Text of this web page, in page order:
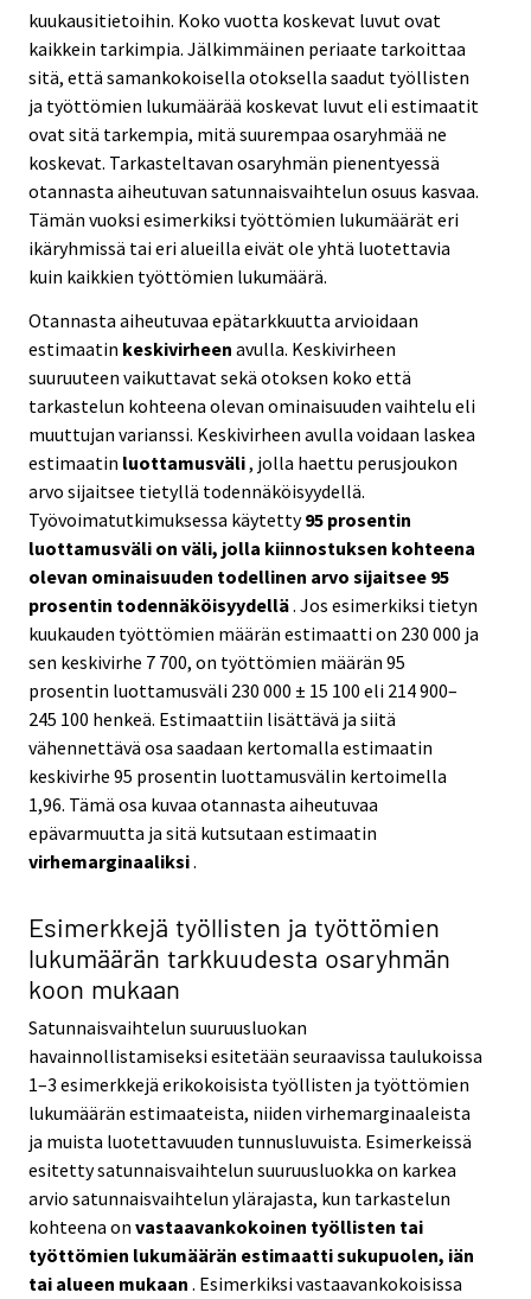
kuukausitietoihin. Koko vuotta koskevat luvut ovat
kaikkein tarkimpia. Jälkimmäinen periaate tarkoittaa
sitä, että samankokoisella otoksella saadut työllisten
ja työttömien lukumäärää koskevat luvut eli estimaatit
ovat sitä tarkempia, mitä suurempaa osaryhmää ne
koskevat. Tarkasteltavan osaryhmän pienentyessä
otannasta aiheutuvan satunnaisvaihtelun osuus kasvaa.
Tämän vuoksi esimerkiksi työttömien lukumäärät eri
ikäryhmissä tai eri alueilla eivät ole yhtä luotettavia
kuin kaikkien työttömien lukumäärä.
Otannasta aiheutuvaa epätarkkuutta arvioidaan
estimaatin keskivirheen avulla. Keskivirheen
suuruuteen vaikuttavat sekä otoksen koko että
tarkastelun kohteena olevan ominaisuuden vaihtelu eli
muuttujan varianssi. Keskivirheen avulla voidaan laskea
estimaatin luottamusväli, jolla haettu perusjoukon
arvo sijaitsee tietyllä todennäköisyydellä.
Työvoimatutkimuksessa käytetty95 prosentin
luottamusväli on väli, jolla kiinnostuksen kohteena
olevan ominaisuuden todellinen arvo sijaitsee 95
prosentin todennäköisyydellä. Jos esimerkiksi tietyn
kuukauden työttömien määrän estimaatti on 230 000 ja
sen keskivirhe 7 700, on työttömien määrän 95
prosentin luottamusväli 230 000 ± 15 100 eli 214 900–
245 100 henkeä. Estimaattiin lisättävä ja siitä
vähennettävä osa saadaan kertomalla estimaatin
keskivirhe 95 prosentin luottamusvälin kertoimella
1,96. Tämä osa kuvaa otannasta aiheutuvaa
epävarmuutta ja sitä kutsutaan estimaatin
virhemarginaaliksi.
Esimerkkejä työllisten ja työttömien
lukumäärän tarkkuudesta osaryhmän
koon mukaan
Satunnaisvaihtelun suuruusluokan
havainnollistamiseksi esitetään seuraavissa taulukoissa
1–3 esimerkkejä erikokoisista työllisten ja työttömien
lukumäärän estimaateista, niiden virhemarginaaleista
ja muista luotettavuuden tunnusluvuista. Esimerkeissä
esitetty satunnaisvaihtelun suuruusluokka on karkea
arvio satunnaisvaihtelun ylärajasta, kun tarkastelun
kohteena on vastaavankokoinen työllisten tai
työttömien lukumäärän estimaatti sukupuolen, iän
tai alueen mukaan . Esimerkiksi vastaavankokoisissa